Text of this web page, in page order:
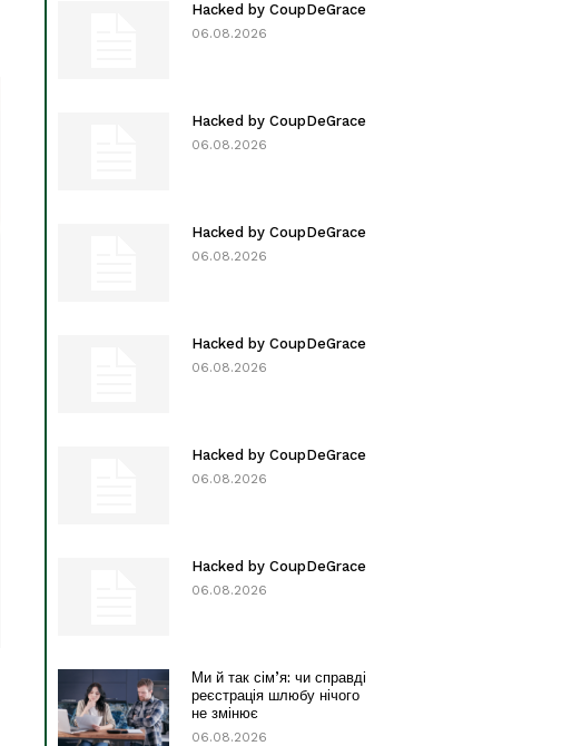
Hacked by CoupDeGrace
06.08.2026
Hacked by CoupDeGrace
06.08.2026
Hacked by CoupDeGrace
06.08.2026
Hacked by CoupDeGrace
06.08.2026
Hacked by CoupDeGrace
06.08.2026
Hacked by CoupDeGrace
06.08.2026
Ми й так сім’я: чи справді
реєстрація шлюбу нічого
не змінює
06.08.2026